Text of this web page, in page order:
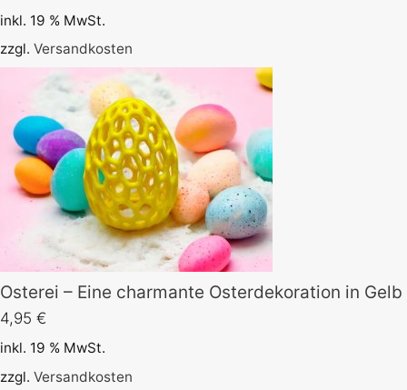
inkl. 19 % MwSt.
zzgl. Versandkosten
Osterei – Eine charmante Osterdekoration in Gelb
4,95 €
inkl. 19 % MwSt.
zzgl. Versandkosten